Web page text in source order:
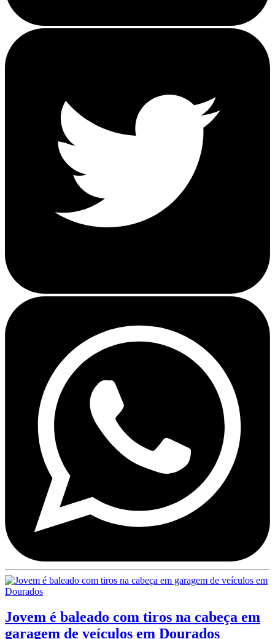
Jovem é baleado com tiros na cabeça em
garagem de veículos em Dourados